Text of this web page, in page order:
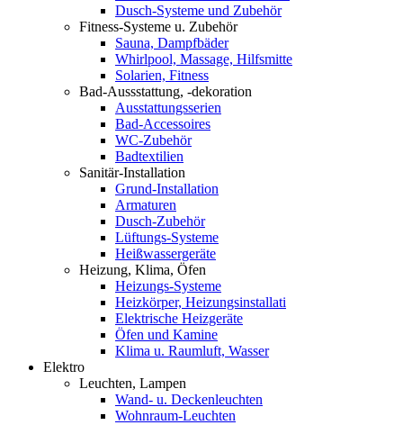
Dusch-Systeme und Zubehör
Fitness-Systeme u. Zubehör
Sauna, Dampfbäder
Whirlpool, Massage, Hilfsmitte
Solarien, Fitness
Bad-Aussstattung, -dekoration
Ausstattungsserien
Bad-Accessoires
WC-Zubehör
Badtextilien
Sanitär-Installation
Grund-Installation
Armaturen
Dusch-Zubehör
Lüftungs-Systeme
Heißwassergeräte
Heizung, Klima, Öfen
Heizungs-Systeme
Heizkörper, Heizungsinstallati
Elektrische Heizgeräte
Öfen und Kamine
Klima u. Raumluft, Wasser
Elektro
Leuchten, Lampen
Wand- u. Deckenleuchten
Wohnraum-Leuchten